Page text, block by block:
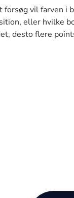
vil farven i
eller hvilke
desto flere